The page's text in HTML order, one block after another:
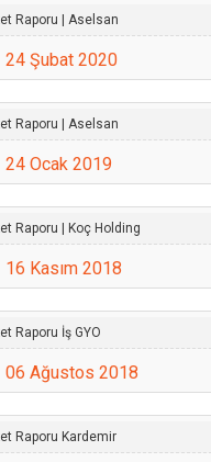
Raporu | Aselsan
24 Şubat 2020
Raporu | Aselsan
24 Ocak 2019
Raporu | Koç Holding
16 Kasım 2018
Raporu İş GYO
06 Ağustos 2018
Raporu Kardemir